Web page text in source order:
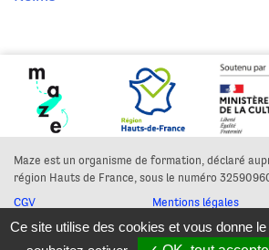
Maze est un organisme de formation, déclaré
région Hauts de France, sous le numéro
CGV
Mentions légales
© maze - 2026
conception graphique : Léonie Young -
Ce site utilise des cookies et vous donne